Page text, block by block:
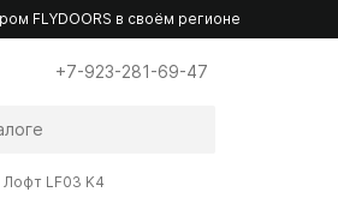
FLYDOORS в своём регионе
+7-923-281-69-47
Лофт LF03 K4